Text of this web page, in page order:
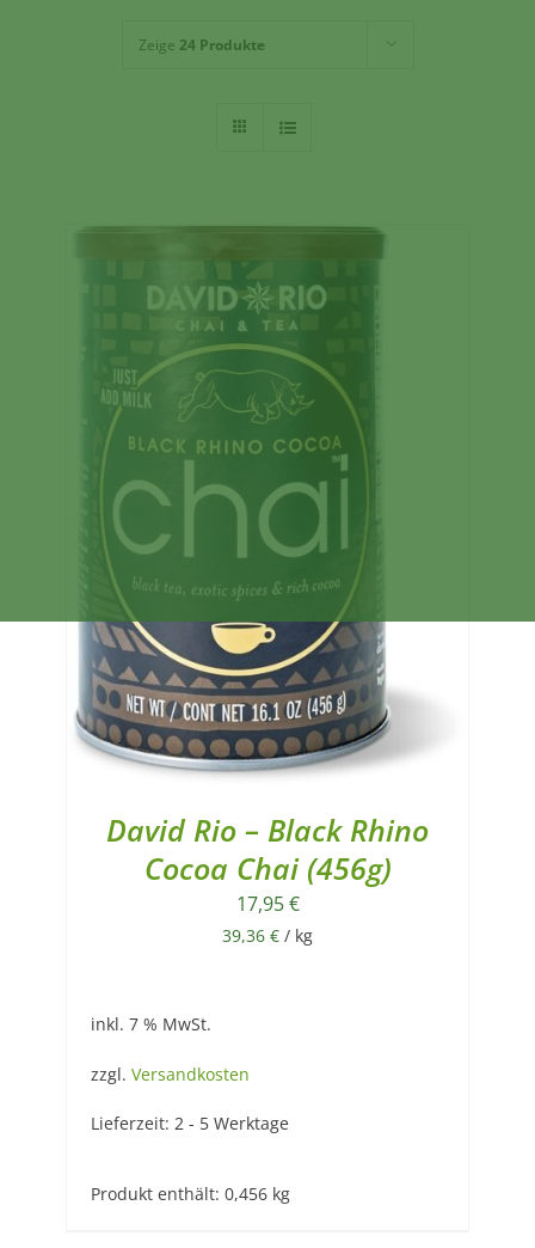
Zeige 24 Produkte
David Rio – Black Rhino
Cocoa Chai (456g)
17,95€
39,36 € / kg
inkl. 7 % MwSt.
zzgl. Versandkosten
Lieferzeit: 2 - 5 Werktage
Produkt enthält: 0,456 kg